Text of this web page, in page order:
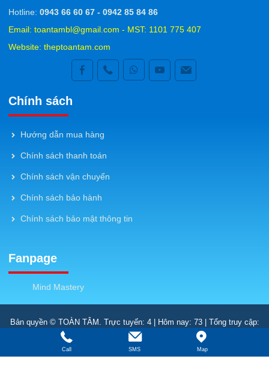
Call SMS Map
Hotline: 0943 66 60 67 - 0942 85 84 86
Email: toantambl@gmail.com - MST: 1101 775 407
Website: theptoantam.com
Chính sách
Hướng dẫn mua hàng
Chính sách thanh toán
Chính sách vận chuyển
Chính sách bảo hành
Chính sách bảo mật thông tin
Fanpage
Mind Mastery
Bản quyền © TOÀN TÂM. Trực tuyến: 4 | Hôm nay: 73 | Tổng truy cập:
108,844